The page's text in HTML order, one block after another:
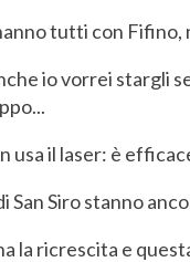
tutti con
io vorrei stargli
usa il laser: è
San Siro stanno
la ricrescita e